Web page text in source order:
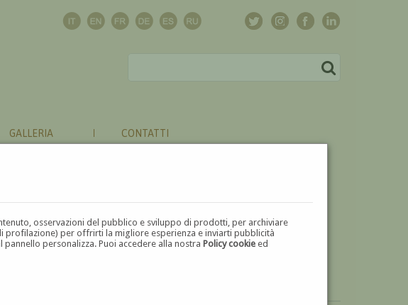
osservazioni del pubblico e sviluppo di prodotti, per archiviare
profilazione) per offrirti la migliore esperienza e inviarti pubblicità
personalizza. Puoi accedere alla nostraPolicy cookie ed
GALLERIA CONTATTI
R S T U V W X Y Z ⬅